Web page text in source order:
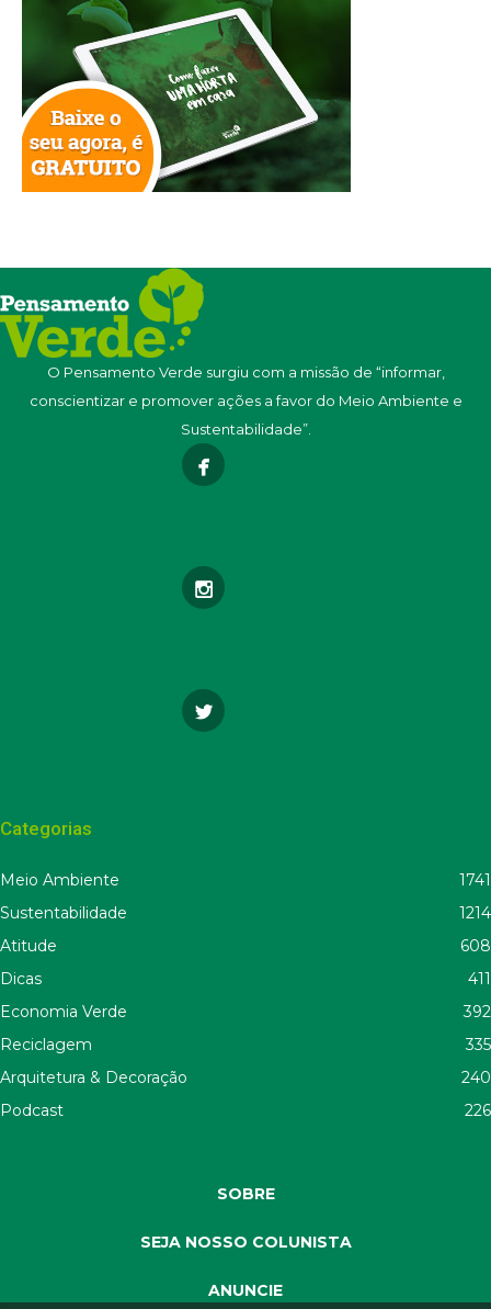
O Pensamento Verde surgiu com a missão de “informar,
conscientizar e promover ações a favor do Meio Ambiente e
Sustentabilidade”.
Categorias
Meio Ambiente
1741
Sustentabilidade
1214
Atitude
608
Dicas
411
Economia Verde
392
Reciclagem
335
Arquitetura & Decoração
240
Podcast
226
SOBRE
SEJA NOSSO COLUNISTA
ANUNCIE